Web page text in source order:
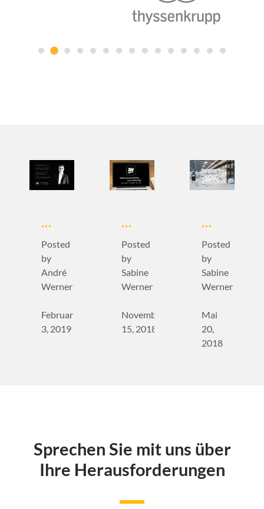
…
Posted
by
André
Werner
Februar
3, 2019
…
Posted
by
Sabine
Werner
November
15, 2018
…
Posted
by
Sabine
Werner
Mai
20,
2018
Sprechen Sie mit uns über
Ihre Herausforderungen